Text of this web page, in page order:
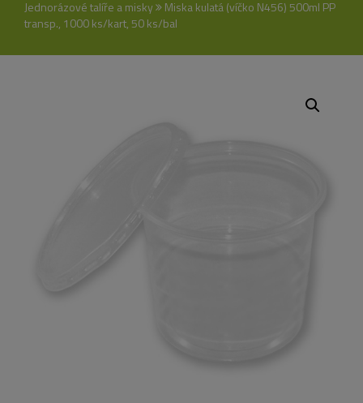
Jednorázové talíře a misky
Miska kulatá (víčko N456) 500ml PP
transp., 1000 ks/kart, 50 ks/bal